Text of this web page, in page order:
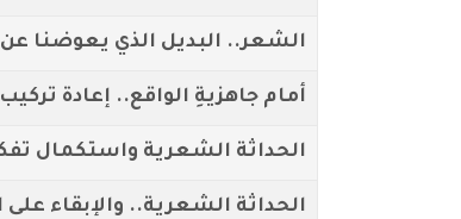
الشعر.. البديل الذي يعوضنا عن
أمام جاهزيةِ الواقع.. إعادة
الحداثة الشعرية واستكمال
الحداثة الشعرية.. والإبقاء